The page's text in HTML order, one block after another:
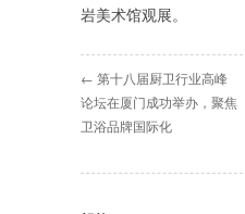
岩美术馆观展。
← 第十八届厨卫行业高峰
论坛在厦门成功举办，聚焦
卫浴品牌国际化